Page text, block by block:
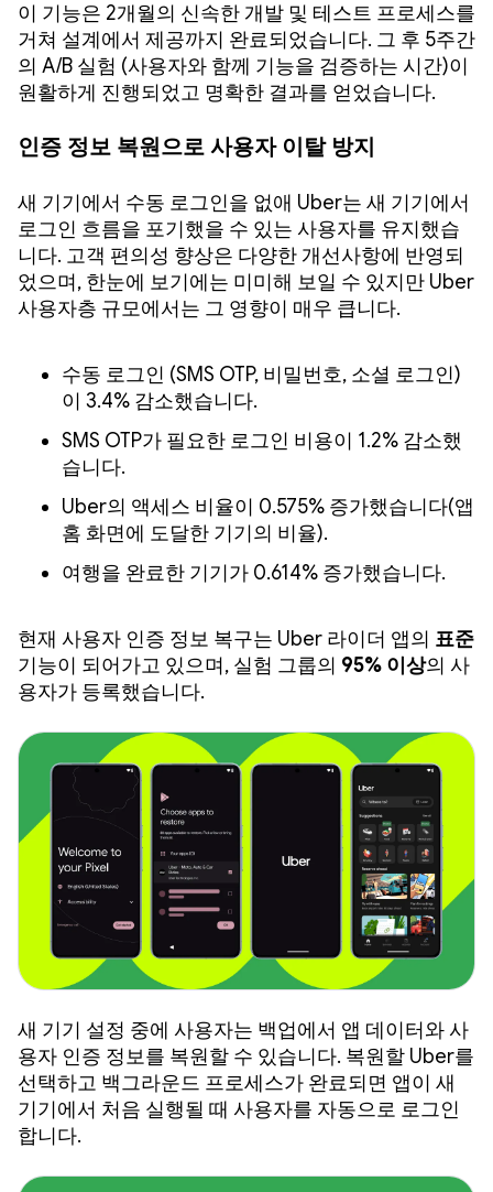
이 기능은 2개월의 신속한 개발 및 테스트 프로세스를
거쳐 설계에서 제공까지 완료되었습니다. 그 후 5주간
의 A/B 실험 (사용자와 함께 기능을 검증하는 시간)이
원활하게 진행되었고 명확한 결과를 얻었습니다.
인증 정보 복원으로 사용자 이탈 방지
새 기기에서 수동 로그인을 없애 Uber는 새 기기에서
로그인 흐름을 포기했을 수 있는 사용자를 유지했습
니다. 고객 편의성 향상은 다양한 개선사항에 반영되
었으며, 한눈에 보기에는 미미해 보일 수 있지만 Uber
사용자층 규모에서는 그 영향이 매우 큽니다.
수동 로그인 (SMS OTP, 비밀번호, 소셜 로그인)
이 3.4% 감소했습니다.
SMS OTP가 필요한 로그인 비용이 1.2% 감소했
습니다.
Uber의 액세스 비율이 0.575% 증가했습니다(앱
홈 화면에 도달한 기기의 비율).
여행을 완료한 기기가 0.614% 증가했습니다.
현재 사용자 인증 정보 복구는 Uber 라이더 앱의 표준
기능이 되어가고 있으며, 실험 그룹의 95% 이상의 사
용자가 등록했습니다.
새 기기 설정 중에 사용자는 백업에서 앱 데이터와 사
용자 인증 정보를 복원할 수 있습니다. 복원할 Uber를
선택하고 백그라운드 프로세스가 완료되면 앱이 새
기기에서 처음 실행될 때 사용자를 자동으로 로그인
합니다.